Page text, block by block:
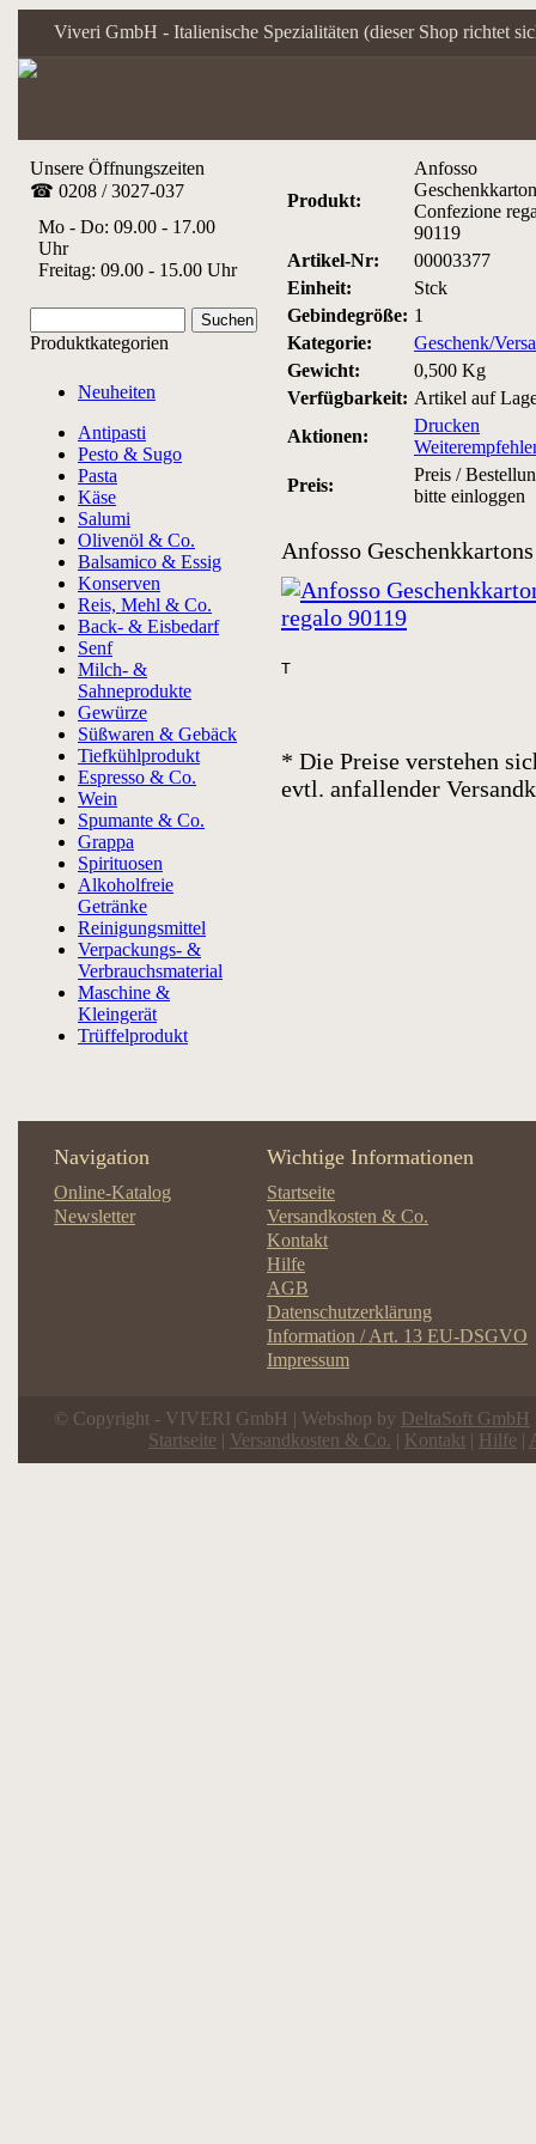
Viveri GmbH - Italienische Spezialitäten (dieser Shop richtet
Unsere Öffnungszeiten
☎ 0208 / 3027-037
Mo - Do: 09.00 - 17.00
Uhr
Freitag: 09.00 - 15.00 Uhr
Produktkategorien
Neuheiten
Antipasti
Pesto & Sugo
Pasta
Käse
Salumi
Olivenöl & Co.
Balsamico & Essig
Konserven
Reis, Mehl & Co.
Back- & Eisbedarf
Senf
Milch- &
Sahneprodukte
Gewürze
Süßwaren & Gebäck
Tiefkühlprodukt
Espresso & Co.
Wein
Spumante & Co.
Grappa
Spirituosen
Alkoholfreie
Getränke
Reinigungsmittel
Verpackungs- &
Verbrauchsmaterial
Maschine &
Kleingerät
Trüffelprodukt
Produkt:
Anfosso
Confezione
90119
Artikel-Nr:
00003377
Einheit:
Stck
Gebindegröße: 1
Kategorie:
Geschenk/
Gewicht:
0,500 Kg
Verfügbarkeit: Artikel auf
Aktionen:
Drucken
Preis:
Preis /
bitte einloggen
Anfosso
T
* Die Preise verstehen
evtl. anfallender
Navigation
Online-Katalog
Newsletter
Wichtige Informationen
Startseite
Versandkosten & Co.
Kontakt
Hilfe
AGB
Datenschutzerklärung
Information / Art. 13 EU-DSGVO
Impressum
© Copyright - VIVERI GmbH | Webshop by DeltaSoft GmbH
Startseite | Versandkosten & Co. | Kontakt | Hilfe |